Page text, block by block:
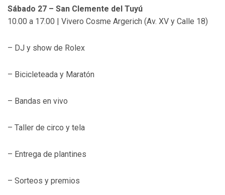
Sábado 27 – San Clemente del Tuyú
10.00 a 17.00 | Vivero Cosme Argerich (Av. XV y Calle 18)
– DJ y show de Rolex
– Bicicleteada y Maratón
– Bandas en vivo
– Taller de circo y tela
– Entrega de plantines
– Sorteos y premios